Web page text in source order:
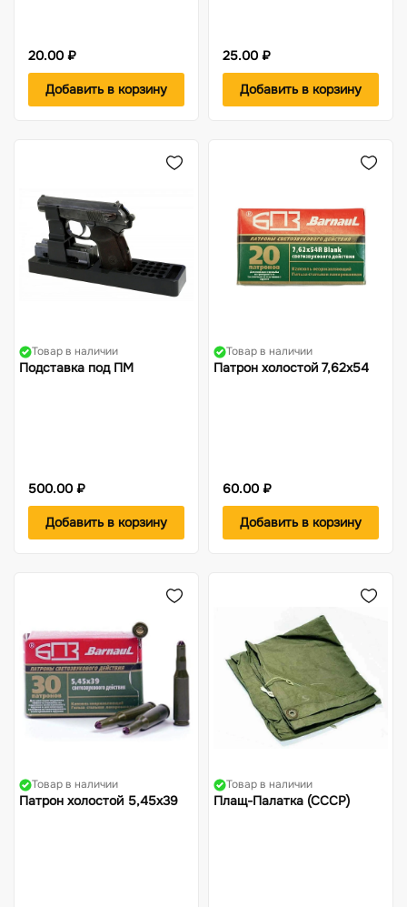
20.00 ₽
Добавить в корзину
25.00 ₽
Добавить в корзину
Товар в наличии
Подставка под ПМ
500.00 ₽
Добавить в корзину
Товар в наличии
Патрон холостой 7,62х54
60.00 ₽
Добавить в корзину
Товар в наличии
Патрон холостой 5,45х39
Товар в наличии
Плащ-Палатка (СССР)